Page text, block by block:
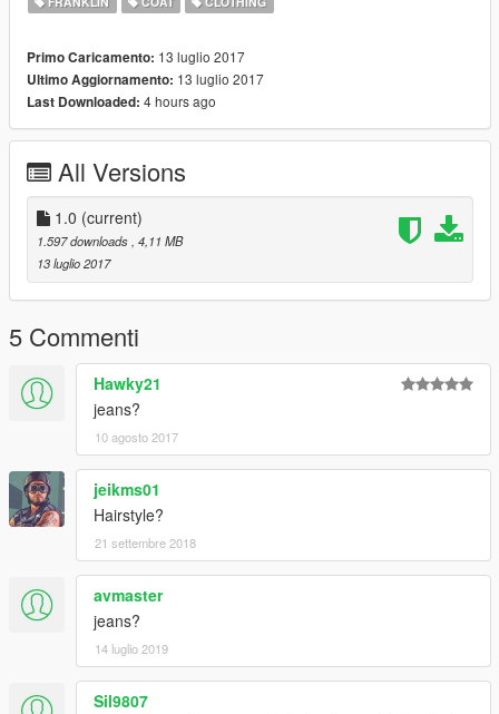
Primo Caricamento: 13 luglio 2017
Ultimo Aggiornamento: 13 luglio 2017
Last Downloaded: 4 hours ago
All Versions
1.0 (current)
1.597 downloads, 4,11 MB
13 luglio 2017
5 Commenti
Hawky21
jeans?
10 agosto 2017
jeikms01
Hairstyle?
21 settembre 2018
avmaster
jeans?
14 luglio 2019
Sil9807